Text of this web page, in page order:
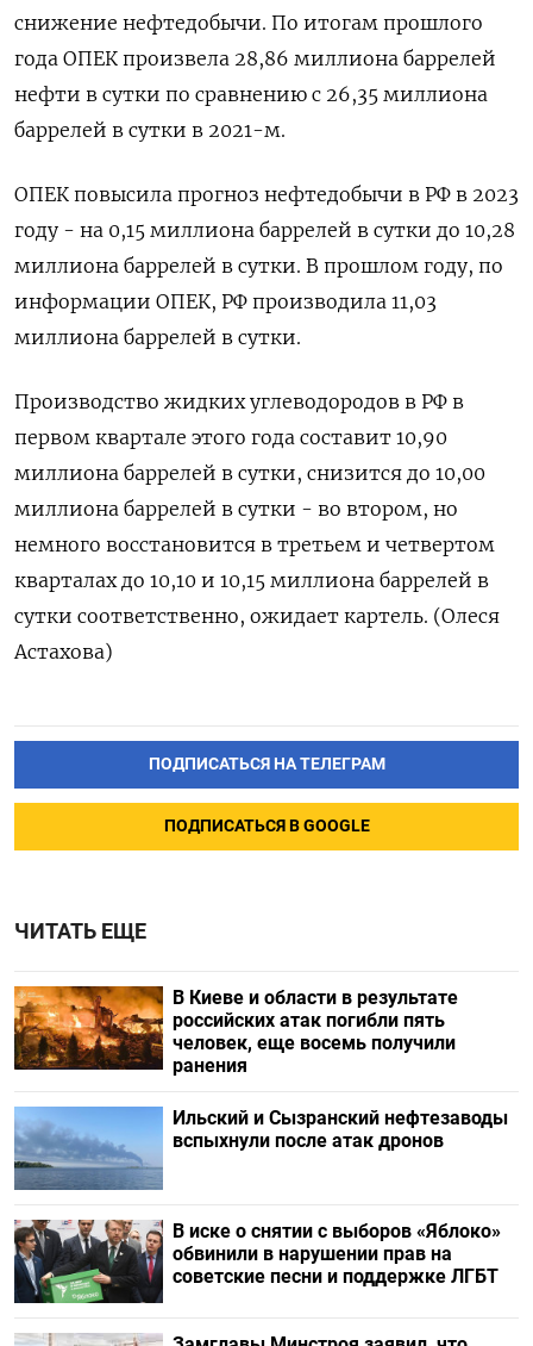
снижение нефтедобычи. По итогам прошлого
года ОПЕК произвела 28,86 миллиона баррелей
нефти в сутки по сравнению с 26,35 миллиона
баррелей в сутки в 2021-м.
ОПЕК повысила прогноз нефтедобычи в РФ в 2023
году - на 0,15 миллиона баррелей в сутки до 10,28
миллиона баррелей в сутки. В прошлом году, по
информации ОПЕК, РФ производила 11,03
миллиона баррелей в сутки.
Производство жидких углеводородов в РФ в
первом квартале этого года составит 10,90
миллиона баррелей в сутки, снизится до 10,00
миллиона баррелей в сутки - во втором, но
немного восстановится в третьем и четвертом
кварталах до 10,10 и 10,15 миллиона баррелей в
сутки соответственно, ожидает картель. (Олеся
Астахова)
ПОДПИСАТЬСЯ НА ТЕЛЕГРАМ
ПОДПИСАТЬСЯ В GOOGLE
ЧИТАТЬ ЕЩЕ
В Киеве и области в результате
российских атак погибли пять
человек, еще восемь получили
ранения
Ильский и Сызранский нефтезаводы
вспыхнули после атак дронов
В иске о снятии с выборов «Яблоко»
обвинили в нарушении прав на
советские песни и поддержке ЛГБТ